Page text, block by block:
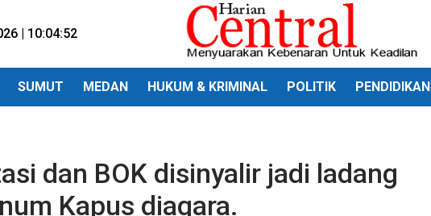
| 10:04:53
SUMUT MEDAN HUKUM & KRIMINAL POLITIK PENDIDIKAN
dan BOK disinyalir jadi ladang
Kapus diagara.